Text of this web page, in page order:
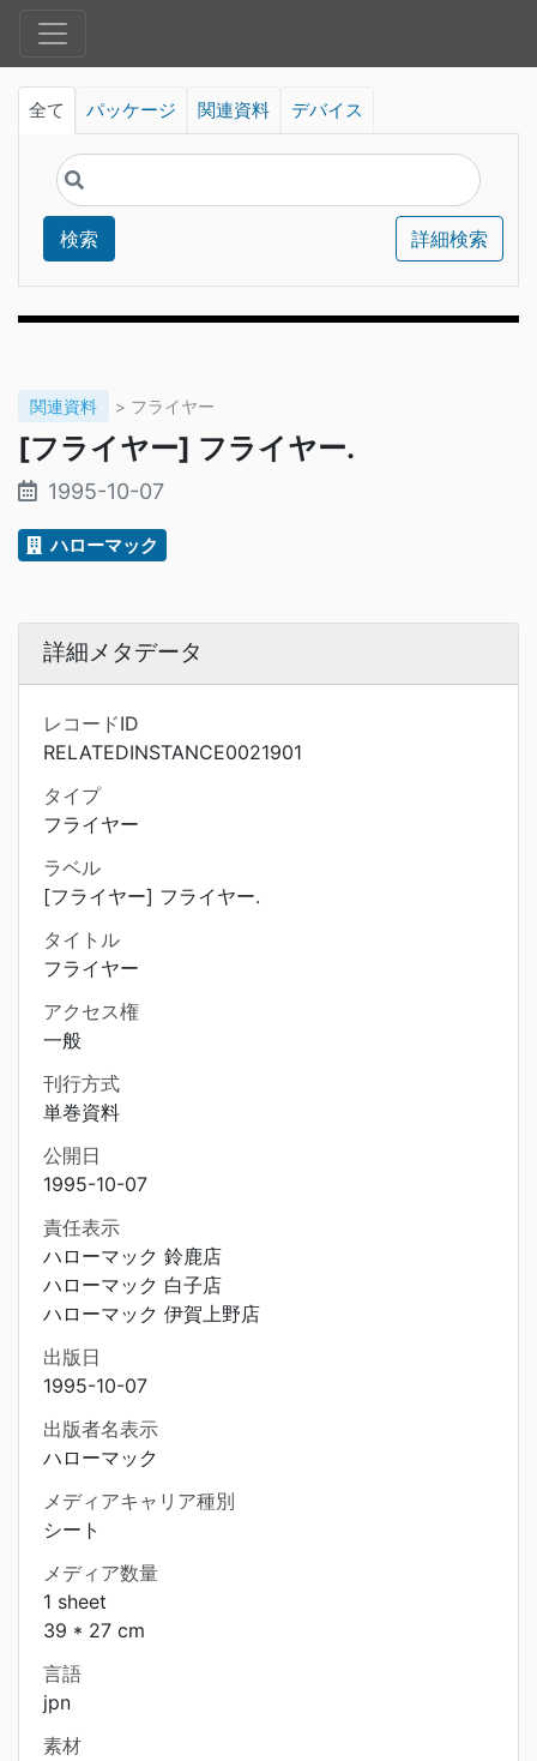
全て パッケージ 関連資料 デバイス
検索 詳細検索
関連資料 > フライヤー
[フライヤー] フライヤー.
1995-10-07
ハローマック
詳細メタデータ
レコードID
RELATEDINSTANCE0021901
タイプ
フライヤー
ラベル
[フライヤー] フライヤー.
タイトル
フライヤー
アクセス権
一般
刊行方式
単巻資料
公開日
1995-10-07
責任表示
ハローマック 鈴鹿店
ハローマック 白子店
ハローマック 伊賀上野店
出版日
1995-10-07
出版者名表示
ハローマック
メディアキャリア種別
シート
メディア数量
1 sheet
39 * 27 cm
言語
jpn
素材